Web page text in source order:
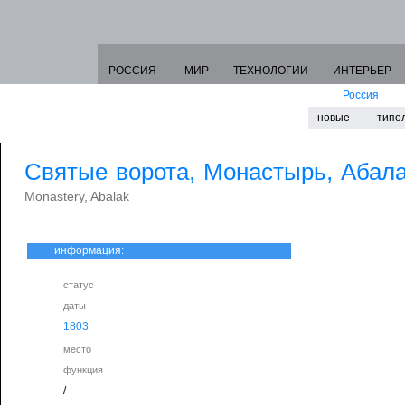
РОССИЯ МИР ТЕХНОЛОГИИ
ИНТЕРЬЕР
Россия
новые
Святые ворота, Монастырь,
Monastery, Abalak
информация:
статус
даты
1803
место
функция
/